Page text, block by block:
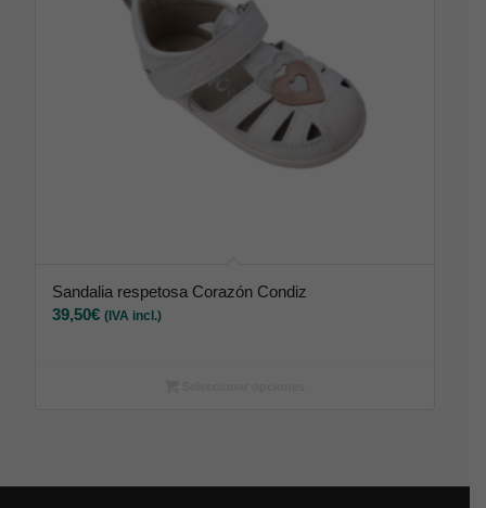
Sandalia respetosa Corazón Condiz
39,50€ (IVA incl.)